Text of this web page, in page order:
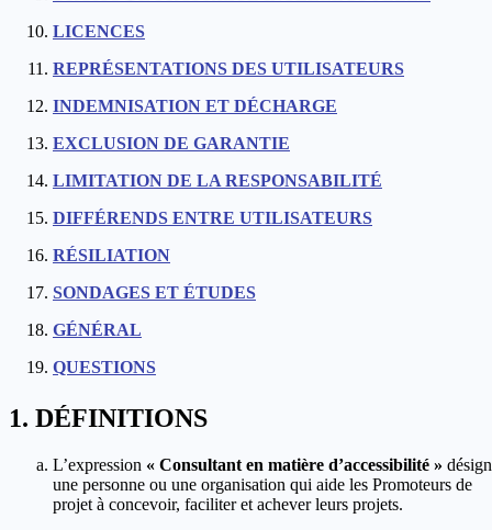
LICENCES
REPRÉSENTATIONS DES UTILISATEURS
INDEMNISATION ET DÉCHARGE
EXCLUSION DE GARANTIE
LIMITATION DE LA RESPONSABILITÉ
DIFFÉRENDS ENTRE UTILISATEURS
RÉSILIATION
SONDAGES ET ÉTUDES
GÉNÉRAL
QUESTIONS
DÉFINITIONS
L’expression « Consultant en matière d’accessibilité »
une personne ou une organisation qui aide les Promoteurs de
projet à concevoir, faciliter et achever leurs projets.